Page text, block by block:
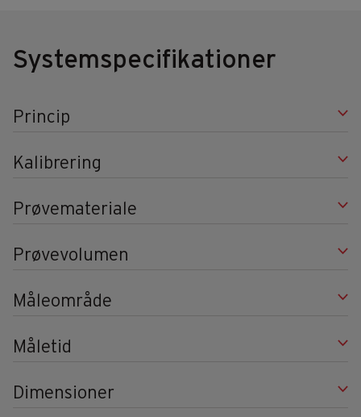
Systemspecifikationer
Princip
Kalibrering
Prøvemateriale
Prøvevolumen
Måleområde
Måletid
Dimensioner